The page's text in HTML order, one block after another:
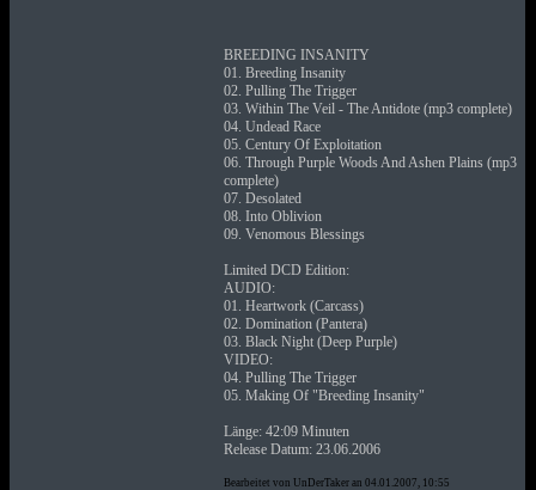
BREEDING INSANITY
01. Breeding Insanity
02. Pulling The Trigger
03. Within The Veil - The Antidote (mp3 complete)
04. Undead Race
05. Century Of Exploitation
06. Through Purple Woods And Ashen Plains (mp3
complete)
07. Desolated
08. Into Oblivion
09. Venomous Blessings
Limited DCD Edition:
AUDIO:
01. Heartwork (Carcass)
02. Domination (Pantera)
03. Black Night (Deep Purple)
VIDEO:
04. Pulling The Trigger
05. Making Of "Breeding Insanity"
Länge: 42:09 Minuten
Release Datum: 23.06.2006
Bearbeitet von UnDerTaker an 04.01.2007, 10:55